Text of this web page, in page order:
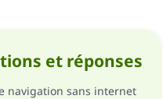
et réponses
navigation sans internet